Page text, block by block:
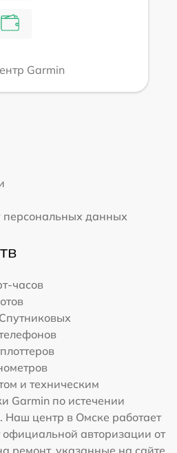
Garmin
персональных данных
часов
Спутниковых
и техническим
Garmin по истечении
Наш центр в Омске работает
авторизации от